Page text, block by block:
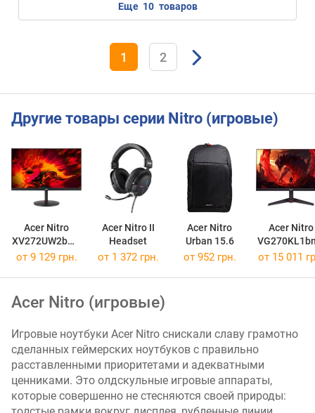
а
с
ь
:
1
)
ц
в
е
т
о
в
а
т
(
еще 10 товаров
1 2
Другие товары серии Nitro (игровые)
Acer Nitro
XV272UW2bmii
prx
Acer Nitro II
Headset
Acer Nitro
Urban 15.6
Acer Nitro
px
от 9 129 грн. от 1 372 грн. от 952 грн. от 15 011
Acer Nitro (игровые)
Игровые ноутбуки Acer Nitro снискали славу грамотно
сделанных геймерских ноутбуков с правильно
расставленными приоритетами и адекватными
ценниками. Это олдскульные игровые аппараты,
которые совершенно не стесняются своей природы: